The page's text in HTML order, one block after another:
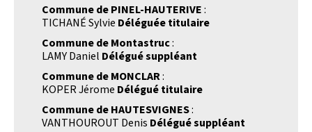
Commune de PINEL-HAUTERIVE:
TICHANÉ Sylvie Déléguée titulaire
Commune de Montastruc:
LAMY Daniel Délégué suppléant
Commune de MONCLAR:
KOPER Jérome Délégué titulaire
Commune de HAUTESVIGNES:
VANTHOUROUT Denis Délégué suppléant